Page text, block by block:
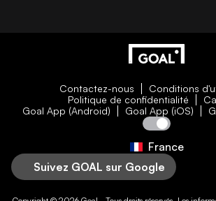
Contactez-nous
Conditions
Politique de confidentialité
Goal App (Android)
Goal App (iOS)
France
Suivez GOAL sur Google